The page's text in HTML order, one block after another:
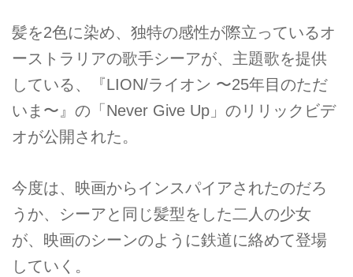
髪を2色に染め、独特の感性が際立っているオ
ーストラリアの歌手シーアが、主題歌を提供
している、『LION/ライオン 〜25年目のただ
いま〜』の「Never Give Up」のリリックビデ
オが公開された。
今度は、映画からインスパイアされたのだろ
うか、シーアと同じ髪型をした二人の少女
が、映画のシーンのように鉄道に絡めて登場
していく。